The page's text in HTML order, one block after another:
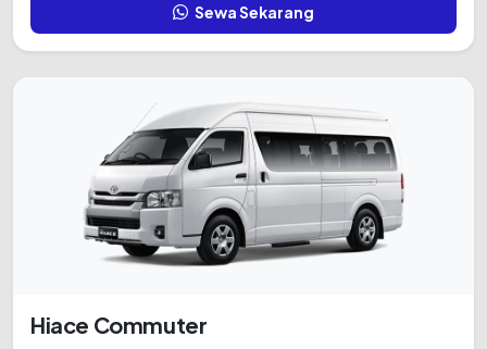
Sewa Sekarang
Hiace Commuter